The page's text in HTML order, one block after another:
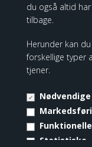
du også altid
tilbage.
Herunder kan
forskellige typer
tjener.
Nødvendige
Funktionelle
Statistiske
Christmas